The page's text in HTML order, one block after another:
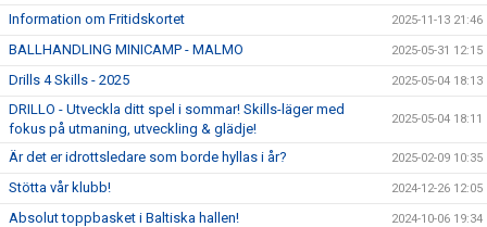
Information om Fritidskortet 2025-11-13 21:46
BALLHANDLING MINICAMP - MALMO 2025-05-31 12:15
Drills 4 Skills - 2025 2025-05-04 18:13
DRILLO - Utveckla ditt spel i sommar! Skills-läger med
fokus på utmaning, utveckling & glädje!
2025-05-04 18:11
Är det er idrottsledare som borde hyllas i år? 2025-02-09 10:35
Stötta vår klubb! 2024-12-26 12:05
Absolut toppbasket i Baltiska hallen! 2024-10-06 19:34